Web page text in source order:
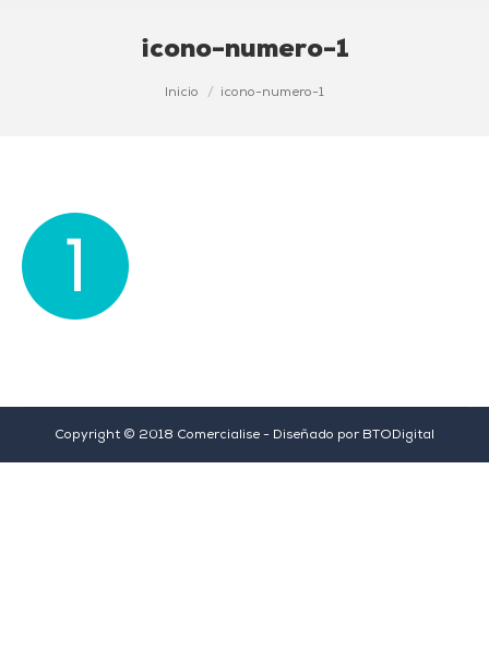
icono-numero-1
Inicio icono-numero-1
Copyright © 2018 Comercialise - Diseñado por BTODigital